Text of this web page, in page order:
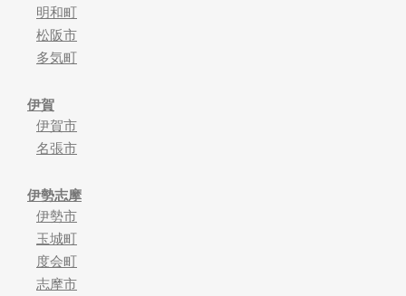
明和町
松阪市
多気町
伊賀
伊賀市
名張市
伊勢志摩
伊勢市
玉城町
度会町
志摩市